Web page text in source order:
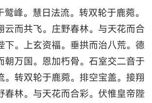
鹫峰。慧日法流。转双轮于鹿菀。
云而共飞。庄野春林。与天花而合
下。上玄资福。垂拱而治八荒。德
朝万国。恩加朽骨。石室交二音于
。转双轮于鹿菀。排空宝盖。接翔
春林。与天花而合彩。伏惟皇帝陛